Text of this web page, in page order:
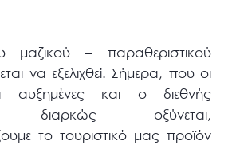
μαζικού – παραθεριστικού
να εξελιχθεί.Σήμερα, που οι
αυξημένες και ο διεθνής
διαρκώς οξύνεται,
το τουριστικό μας προϊόν